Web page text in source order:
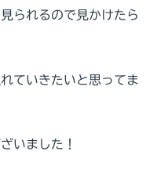
られるので見かけたら
ていきたいと思ってま
いました！